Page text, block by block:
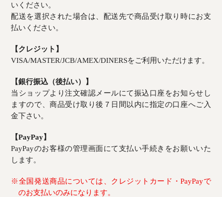
いください。
配送を選択された場合は、配送先で商品受け取り時にお支
払いください。
【クレジット】
VISA/MASTER/JCB/AMEX/DINERSをご利用いただけます。
【銀行振込（後払い）】
当ショップより注文確認メールにて振込口座をお知らせし
ますので、商品受け取り後７日間以内に指定の口座へご入
金下さい。
【PayPay】
PayPayのお客様の管理画面にて支払い手続きをお願いいた
します。
※全国発送商品については、クレジットカード・PayPayで
のお支払いのみになります。